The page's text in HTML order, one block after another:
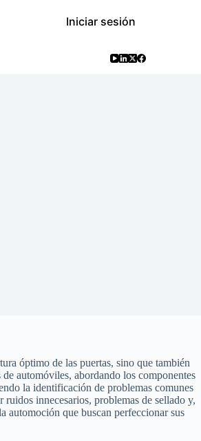
Iniciar sesión
óptimo de las puertas, sino que también
automóviles, abordando los componentes
la identificación de problemas comunes
innecesarios, problemas de sellado y,
automoción que buscan perfeccionar sus